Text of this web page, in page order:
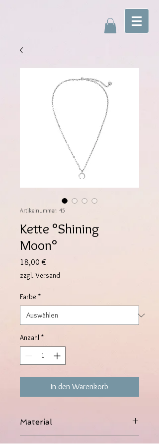
Artikelnummer: 45
Kette °Shining
Moon°
18,00 €
zzgl. Versand
Farbe *
Anzahl *
In den Warenkorb
Material